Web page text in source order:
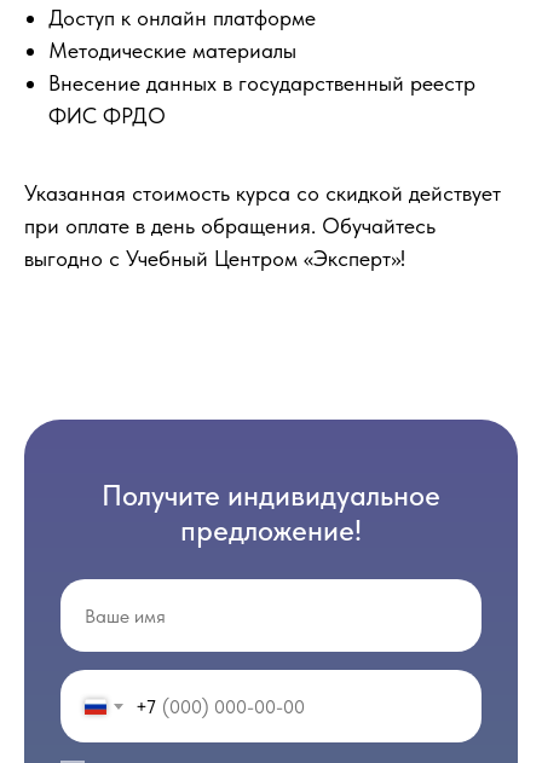
Доступ к онлайн платформе
Методические материалы
Внесение данных в государственный реестр
ФИС ФРДО
Указанная стоимость курса со скидкой действует
при оплате в день обращения. Обучайтесь
выгодно с Учебный Центром «Эксперт»!
Получите индивидуальное
предложение!
+7